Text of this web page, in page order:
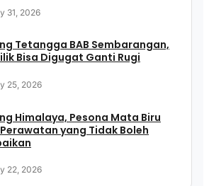
31, 2026
Tetangga BAB Sembarangan,
Bisa Digugat Ganti Rugi
25, 2026
Himalaya, Pesona Mata Biru
yang Tidak Boleh
22, 2026